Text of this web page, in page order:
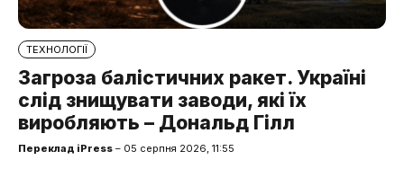
ТЕХНОЛОГІЇ
Загроза балістичних ракет. Україні
слід знищувати заводи, які їх
виробляють – Дональд Гілл
Переклад iPress – 05 серпня 2026, 11:55